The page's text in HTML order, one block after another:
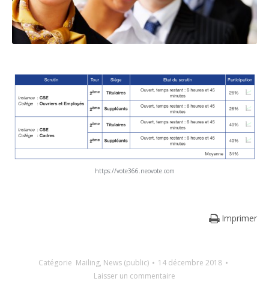
https://vote366.neovote.com
Imprimer
Catégorie Mailing, News (public)
14 décembre 2018
Laisser un commentaire